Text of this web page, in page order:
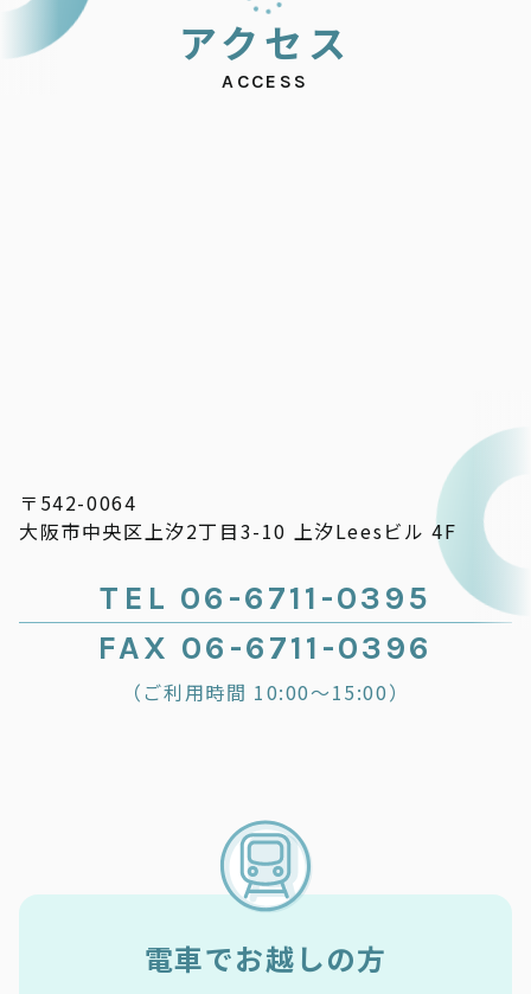
アクセ ス
ACCESS
〒542-0064
大阪市中央区上汐2丁目3-10 上汐Leesビル 4F
TEL 06-6711-0395
FAX 06-6711-0396
（ご利用時間 10:00～15:00）
電車でお越しの方